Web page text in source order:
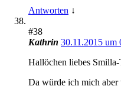
Antworten ↓
#38
Kathrin 30.11.2015 um
Hallöchen liebes Smilla-
Da würde ich mich